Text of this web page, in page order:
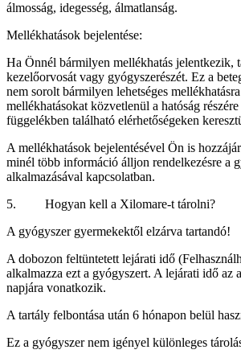
álmosság, idegesség, álmatlanság.
Mellékhatások bejelentése:
Ha Önnél bármilyen mellékhatás jelentkezik,
kezelőorvosát vagy gyógyszerészét. Ez a
nem sorolt bármilyen lehetséges
mellékhatásokat közvetlenül a hatóság
függelékben található elérhetőségeken
A mellékhatások bejelentésével Ön is
minél több információ álljon rendelkezésre a
alkalmazásával kapcsolatban.
5. Hogyan kell a Xilomare-t tárolni?
A gyógyszer gyermekektől elzárva tartandó!
A dobozon feltüntetett lejárati idő
alkalmazza ezt a gyógyszert. A lejárati idő az
napjára vonatkozik.
A tartály felbontása után 6 hónapon belül
Ez a gyógyszer nem igényel különleges